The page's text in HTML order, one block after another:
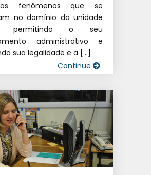
fenômenos que se
no domínio da unidade
permitindo o seu
administrativo e
sua legalidade e a […]
Continue